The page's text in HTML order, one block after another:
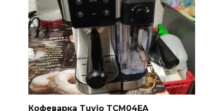
Кофеварка Tuvio TCM04EA